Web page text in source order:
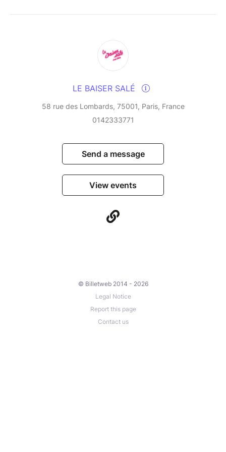
and modernity in a rare alchemy, fuelled by years of
uninterrupted musical dialogue.
LE BAISER SALÉ
58 rue des Lombards, 75001, Paris, France
0142333771
Send a message
View events
© Billetweb 2014 - 2026
Legal Notice
Report this page
Contact us